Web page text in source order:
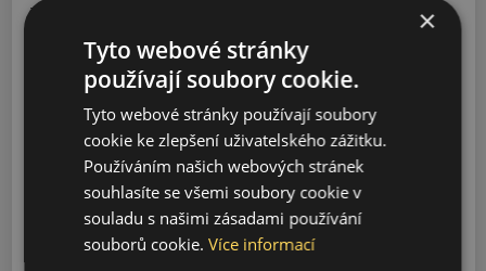
Typ
Vyhledávání
×
Tyto webové stránky
používají soubory cookie.
Tyto webové stránky používají soubory
cookie ke zlepšení uživatelského zážitku.
Používáním našich webových stránek
souhlasíte se všemi soubory cookie v
souladu s našimi zásadami používání
souborů cookie.Více informací